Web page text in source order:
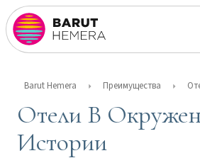
Barut Hemera Преимущества
Отели В
Истории